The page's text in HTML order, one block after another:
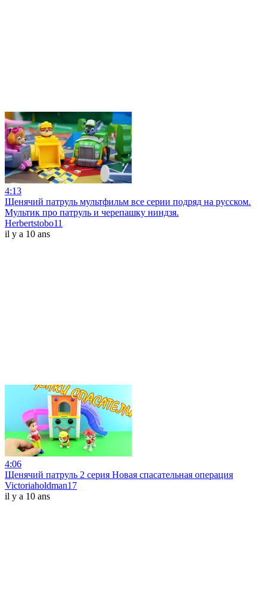
4:13
Щенячий патруль мультфильм все серии подряд на русском.
Мультик про патруль и черепашку ниндзя.
Herbertstobo11
il y a 10 ans
4:06
Щенячий патруль 2 серия Новая спасательная операция
Victoriaholdman17
il y a 10 ans